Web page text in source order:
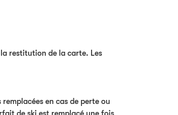
restitution de la carte. Les
en cas de perte ou